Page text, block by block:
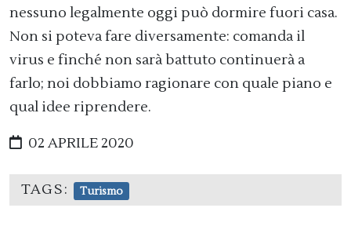
nessuno legalmente oggi può dormire fuori casa.
Non si poteva fare diversamente: comanda il
virus e finché non sarà battuto continuerà a
farlo; noi dobbiamo ragionare con quale piano e
qual idee riprendere.
02 APRILE 2020
TAGS: Turismo